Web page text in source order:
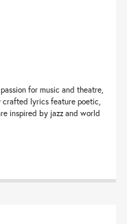
for music and theatre,
lyrics feature poetic,
inspired by jazz and world